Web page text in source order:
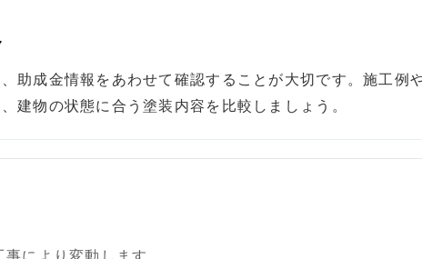
助成金情報をあわせて確認することが大切です。施工例
建物の状態に合う塗装内容を比較しましょう。
により変動します。